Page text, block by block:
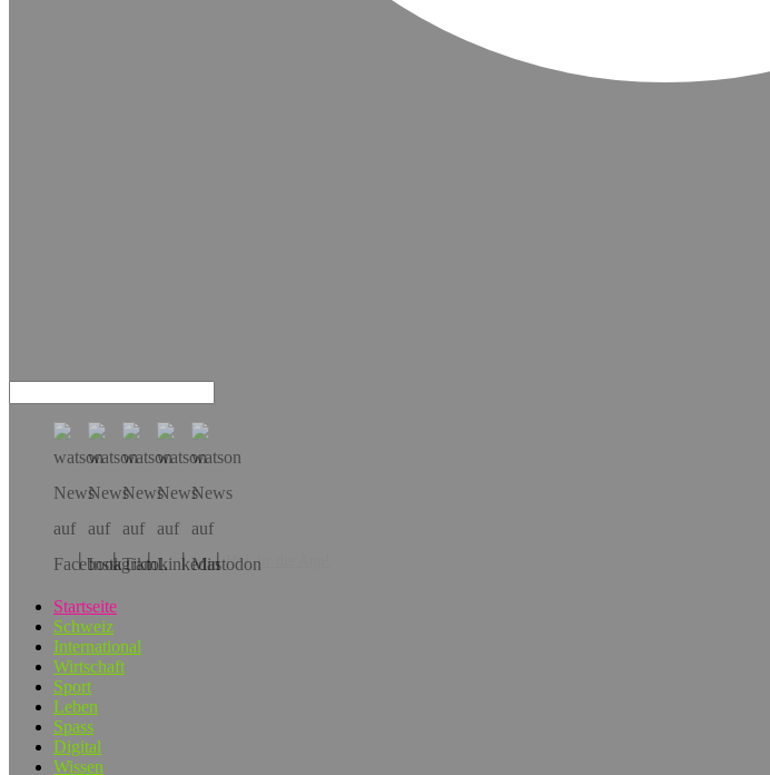
Hol dir die App!
Startseite
Schweiz
International
Wirtschaft
Sport
Leben
Spass
Digital
Wissen